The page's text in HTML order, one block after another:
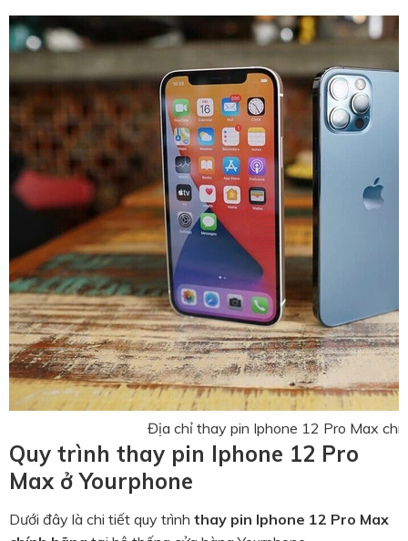
Địa chỉ thay pin Iphone 12 Pro Max
Quy trình thay pin Iphone 12 Pro
Max ở Yourphone
Dưới đây là chi tiết quy trình thay pin Iphone 12 Pro Max